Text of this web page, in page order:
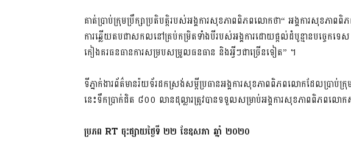
គាត់​ប្រាប់​ក្រុមប្រឹក្សា​ប្រតិបត្តិ​របស់​អង្គការ​សុខភាព​ពិភពលោក​ថា“ អង្គការ​សុខភាព​
ការឆ្លើយតប​ជាស​កល​នៅ​គ្រប់​កម្រិត​ទាំងបី​របស់​អង្គការ​ដោយ​ផ្តល់​ដំបូន្មាន​បច្ចេកទេ
កៀងគរ​ធនធាន​ការសម្របសម្រួល​ធនធាន និងអ្វីៗជាច្រើន​ទៀត” ។
ទីភ្នាក់ងារ​ព័ត៌មាន​រ៉​យ​ទ័​រដក​ស្រង់​សម្តី​ប្រធាន​អង្គការ​សុខភាព​ពិភពលោក​ដែល​ប្រា
នេះ​ទឹកប្រាក់​ជិត ៨០០ លាន​ដុល្លារ​ត្រូវ​បានទទួល​សម្រាប់​អង្គការ​សុខភាព​ពិភពលោក​
ប្រភព RT ចុះផ្សាយ​ថ្ងៃទី ២២ ខែឧសភា ឆ្នាំ ២០២០